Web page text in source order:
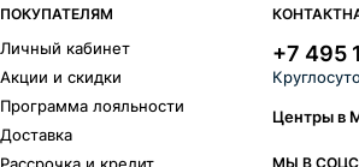
ПОКУПАТЕЛЯМ
Личный кабинет
Акции и скидки
Программа лояльности
Доставка
+7 495
Центры в
МЫ В